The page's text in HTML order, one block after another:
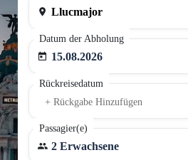
Datum der Abholung
15.08.2026
Rückreisedatum
+ Rückgabe Hinzufügen
Passagier(e)
2 Erwachsene